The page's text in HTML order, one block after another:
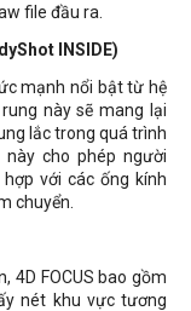
file đầu ra.
INSIDE)
mạnh nổi bật từ hệ
này sẽ mang lại
lắc trong quá trình
cho phép người
với các ống kính
chuyển.
4D FOCUS bao gồm
nét khu vực tương